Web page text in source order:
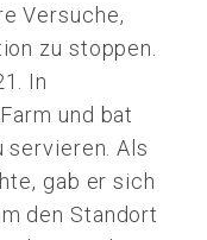
Versuche,
zu stoppen.
In
und bat
servieren. Als
gab er sich
den Standort